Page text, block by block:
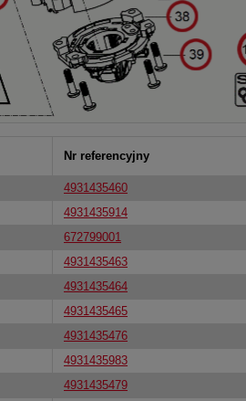
Nr referencyjny
4931435460
4931435914
672799001
4931435463
4931435464
4931435465
4931435476
4931435983
4931435479